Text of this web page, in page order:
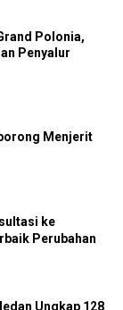
Polonia,
Penyalur
Menjerit
ke
Perubahan
Ungkap 128